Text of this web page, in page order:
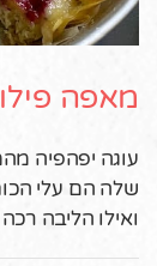
מאפה פילו
עוגה יפהפיה
שלה הם עלי
ואילו הליבה